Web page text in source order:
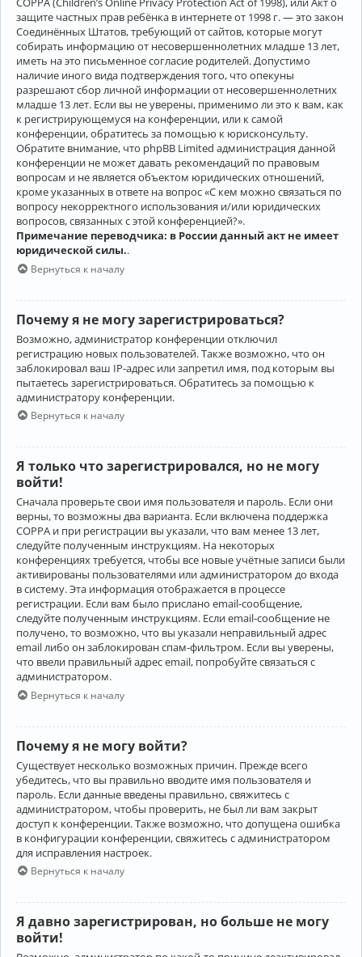
защите частных прав ребёнка в интернете от 1998 г. — это закон
Соединённых Штатов, требующий от сайтов, которые могут
собирать информацию от несовершеннолетних младше 13 лет,
иметь на это письменное согласие родителей. Допустимо
наличие иного вида подтверждения того, что опекуны
разрешают сбор личной информации от несовершеннолетних
младше 13 лет. Если вы не уверены, применимо ли это к вам, как
к регистрирующемуся на конференции, или к самой
конференции, обратитесь за помощью к юрисконсульту.
Обратите внимание, что phpBB Limited администрация данной
конференции не может давать рекомендаций по правовым
вопросам и не является объектом юридических отношений,
кроме указанных в ответе на вопрос «С кем можно связаться по
вопросу некорректного использования и/или юридических
вопросов, связанных с этой конференцией?».
Примечание переводчика: в России данный акт не имеет
юридической силы..
Вернуться к началу
Почему я не могу зарегистрироваться?
Возможно, администратор конференции отключил
регистрацию новых пользователей. Также возможно, что он
заблокировал ваш IP-адрес или запретил имя, под которым вы
пытаетесь зарегистрироваться. Обратитесь за помощью к
администратору конференции.
Вернуться к началу
Я только что зарегистрировался, но не могу
войти!
Сначала проверьте свои имя пользователя и пароль. Если они
верны, то возможны два варианта. Если включена поддержка
COPPA и при регистрации вы указали, что вам менее 13 лет,
следуйте полученным инструкциям. На некоторых
конференциях требуется, чтобы все новые учётные записи были
активированы пользователями или администратором до входа
в систему. Эта информация отображается в процессе
регистрации. Если вам было прислано email-сообщение,
следуйте полученным инструкциям. Если email-сообщение не
получено, то возможно, что вы указали неправильный адрес
email либо он заблокирован спам-фильтром. Если вы уверены,
что ввели правильный адрес email, попробуйте связаться с
администратором.
Вернуться к началу
Почему я не могу войти?
Существует несколько возможных причин. Прежде всего
убедитесь, что вы правильно вводите имя пользователя и
пароль. Если данные введены правильно, свяжитесь с
администратором, чтобы проверить, не был ли вам закрыт
доступ к конференции. Также возможно, что допущена ошибка
в конфигурации конференции, свяжитесь с администратором
для исправления настроек.
Вернуться к началу
Я давно зарегистрирован, но больше не могу
войти!